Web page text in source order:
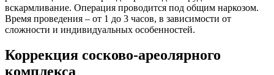
вскармливание. Операция проводится под общим наркозом.
Время проведения – от 1 до 3 часов, в зависимости от
сложности и индивидуальных особенностей.
Коррекция сосково-ареолярного
комплекса